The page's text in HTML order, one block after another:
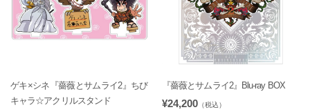
ゲキ×シネ『薔薇とサムライ2』ちび
キャラ☆アクリルスタンド
『薔薇とサムライ2』Blu-ray BOX
¥24,200 （税込）